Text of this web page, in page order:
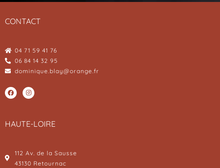
CONTACT
04 71 59 41 76
06 84 14 32 95
dominique.blay@orange.fr
HAUTE-LOIRE
112 Av. de la Sausse
43130 Retournac